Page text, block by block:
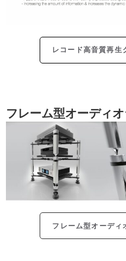
レコード高音質再
フレーム型オーディ
フレーム型オーディ